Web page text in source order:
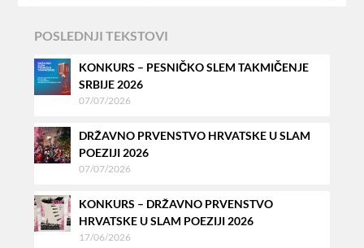
POSLEDNJI TEKSTOVI
KONKURS – PESNIČKO SLEM TAKMIČENJE
SRBIJE 2026
07/07/2026
DRŽAVNO PRVENSTVO HRVATSKE U SLAM
POEZIJI 2026
07/07/2026
KONKURS – DRŽAVNO PRVENSTVO
HRVATSKE U SLAM POEZIJI 2026
17/06/2026